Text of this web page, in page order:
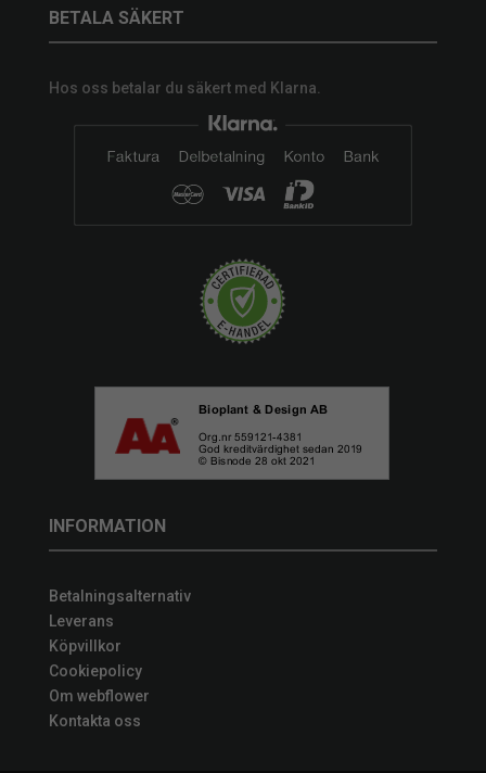
BETALA SÄKERT
Hos oss betalar du säkert med Klarna.
INFORMATION
Betalningsalternativ
Leverans
Köpvillkor
Cookiepolicy
Om webflower
Kontakta oss